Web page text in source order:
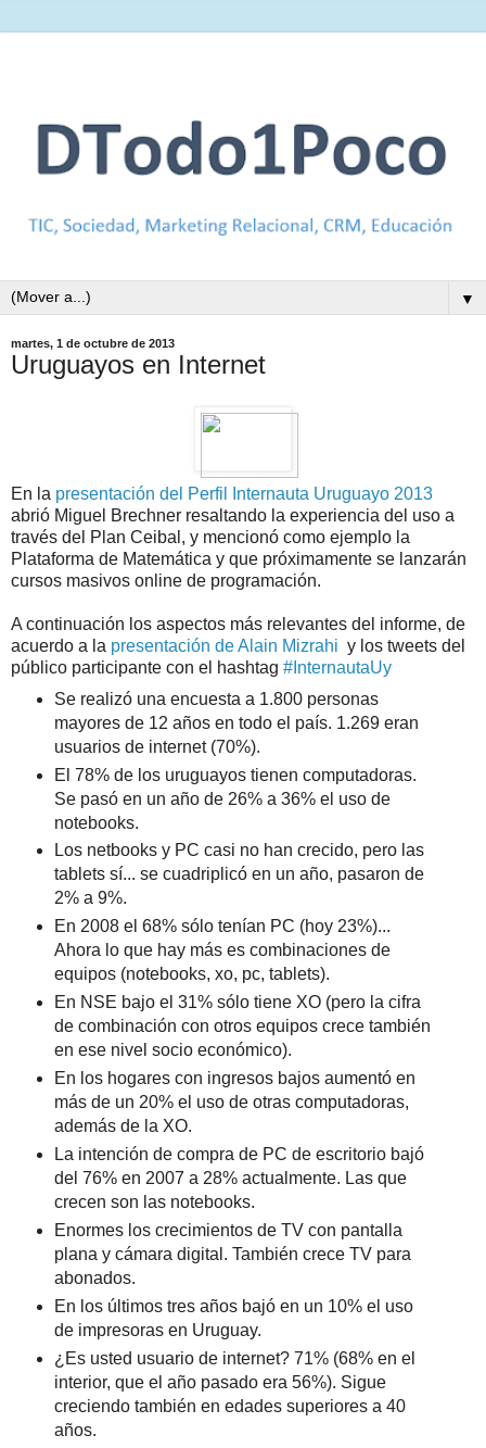
▼
martes, 1 de octubre de 2013
Uruguayos en Internet
En la presentación del Perfil Internauta Uruguayo 2013
abrió Miguel Brechner resaltando la experiencia del uso a
través del Plan Ceibal, y mencionó como ejemplo la
Plataforma de Matemática y que próximamente se lanzarán
cursos masivos online de programación.
A continuación los aspectos más relevantes del informe, de
acuerdo a la presentación de Alain Mizrahi y los tweets del
público participante con el hashtag #InternautaUy
Se realizó una encuesta a 1.800 personas
mayores de 12 años en todo el país. 1.269 eran
usuarios de internet (70%).
El 78% de los uruguayos tienen computadoras.
Se pasó en un año de 26% a 36% el uso de
notebooks.
Los netbooks y PC casi no han crecido, pero las
tablets sí... se cuadriplicó en un año, pasaron de
2% a 9%.
En 2008 el 68% sólo tenían PC (hoy 23%)...
Ahora lo que hay más es combinaciones de
equipos (notebooks, xo, pc, tablets).
En NSE bajo el 31% sólo tiene XO (pero la cifra
de combinación con otros equipos crece también
en ese nivel socio económico).
En los hogares con ingresos bajos aumentó en
más de un 20% el uso de otras computadoras,
además de la XO.
La intención de compra de PC de escritorio bajó
del 76% en 2007 a 28% actualmente. Las que
crecen son las notebooks.
Enormes los crecimientos de TV con pantalla
plana y cámara digital. También crece TV para
abonados.
En los últimos tres años bajó en un 10% el uso
de impresoras en Uruguay.
¿Es usted usuario de internet? 71% (68% en el
interior, que el año pasado era 56%). Sigue
creciendo también en edades superiores a 40
años.